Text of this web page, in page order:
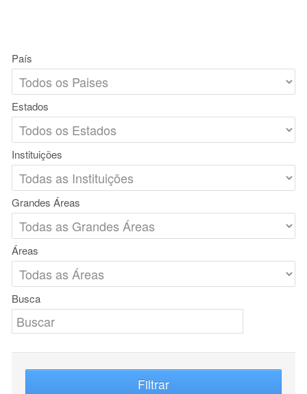
País
Estados
Instituições
Grandes Áreas
Áreas
Busca
Filtrar